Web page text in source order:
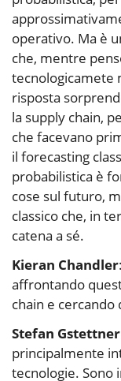
operativo. Ma è
che, mentre
tecnologicamete
risposta
la supply chain,
che facevano
il forecasting
probabilistica è
cose sul futuro,
classico che, in
catena a sé.
Kieran Chandler
affrontando
chain e
Stefan Gstettner
principalmente
tecnologie. Sono